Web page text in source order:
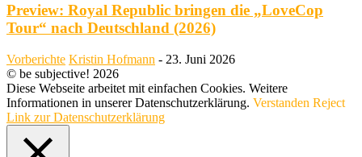
Preview: Royal Republic bringen die „LoveCop
Tour“ nach Deutschland (2026)
Vorberichte Kristin Hofmann - 23. Juni 2026
© be subjective! 2026
Diese Webseite arbeitet mit einfachen Cookies. Weitere
Informationen in unserer Datenschutzerklärung. Verstanden Reject
Link zur Datenschutzerklärung